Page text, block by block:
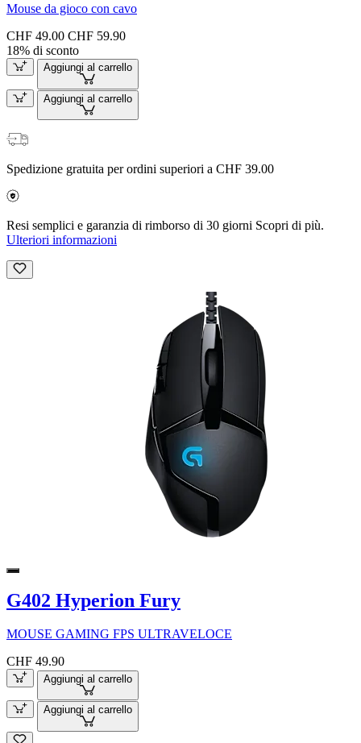
Mouse da gioco con cavo
CHF 49.00 CHF 59.90
18% di sconto
Aggiungi al carrello
Aggiungi al carrello
Spedizione gratuita per ordini superiori a CHF 39.00
Resi semplici e garanzia di rimborso di 30 giorni Scopri di più.
Ulteriori informazioni
G402 Hyperion Fury
MOUSE GAMING FPS ULTRAVELOCE
CHF 49.90
Aggiungi al carrello
Aggiungi al carrello